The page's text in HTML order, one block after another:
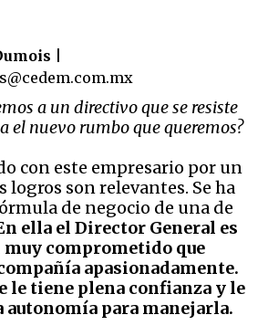
|
a un directivo que se resiste
el nuevo rumbo que queremos?
con este empresario por un
logros son relevantes. Se ha
de negocio de una de
ella el Director General es
comprometido que
apasionadamente.
le tiene plena confianza y le
autonomía para manejarla.